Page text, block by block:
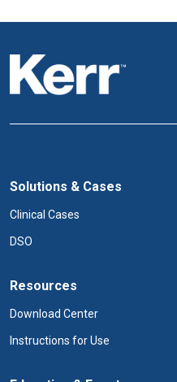
Solutions & Cases
Clinical Cases
DSO
Resources
Download Center
Instructions for Use